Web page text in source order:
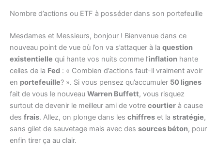
Nombre d’actions ou ETF à posséder dans son portefeuille
Mesdames et Messieurs, bonjour ! Bienvenue dans ce
nouveau point de vue où l’on va s’attaquer à la question
existentielle qui hante vos nuits comme l’inflation hante
celles de la Fed : « Combien d’actions faut-il vraiment avoir
en portefeuille? ». Si vous pensez qu’accumuler 50 lignes
fait de vous le nouveau Warren Buffett, vous risquez
surtout de devenir le meilleur ami de votre courtier à cause
des frais. Allez, on plonge dans les chiffres et la stratégie,
sans gilet de sauvetage mais avec des sources béton, pour
enfin tirer ça au clair.